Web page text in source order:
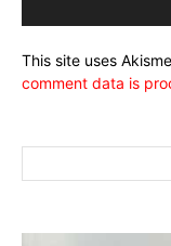
This site uses
comment data is